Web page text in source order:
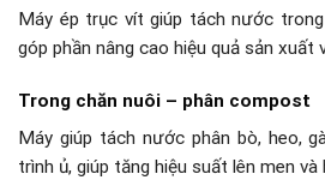
Máy ép trục vít giúp tách nước
góp phần nâng cao hiệu quả sản xuất
Trong chăn nuôi – phân compost
Máy giúp tách nước phân bò, heo,
trình ủ, giúp tăng hiệu suất lên men và